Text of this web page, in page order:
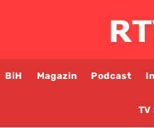
BiH Magazin Podcast
TV